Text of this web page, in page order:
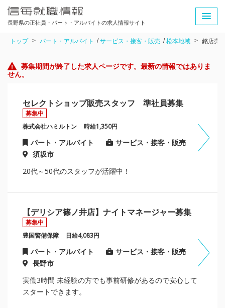
長野県の正社員・パート・アルバイトの求人情報サイト
トップ パート・アルバイト サービス・接客・販売 松本地域 銘店売
募集期間が終了した求人ページです。最新の情報ではありま
せん。
セレクトショップ販売スタッフ 準社員募集
募集中
株式会社ハミルトン 時給1,350円
パート・アルバイト
サービス・接客・販売
須坂市
20代～50代のスタッフが活躍中！
【デリシア篠ノ井店】ナイトマネージャー募集
募集中
豊国警備保障 日給4,083円
パート・アルバイト
サービス・接客・販売
長野市
実働3時間 未経験の方でも事前研修があるので安心して
スタートできます。